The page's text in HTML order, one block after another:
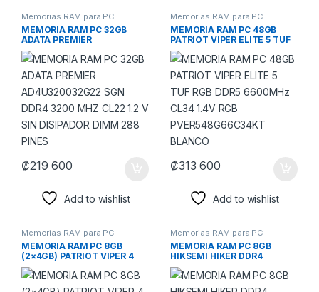
Memorias RAM para PC
MEMORIA RAM PC 32GB
ADATA PREMIER
AD4U320032G22 SGN DDR4
3200 MHZ CL22 1.2 V SIN
DISIPADOR DIMM 288 PINES
₡219 600
Add to wishlist
Memorias RAM para PC
MEMORIA RAM PC 48GB
PATRIOT VIPER ELITE 5 TUF
RGB DDR5 6600MHz CL34
1.4V RGB
PVER548G66C34KT BLANCO
₡313 600
Add to wishlist
Memorias RAM para PC
MEMORIA RAM PC 8GB
(2×4GB) PATRIOT VIPER 4
STEEL DDR4 3200MHz CL16
1.35V PVS48G320C6K V4S
GRIS
Memorias RAM para PC
MEMORIA RAM PC 8GB
HIKSEMI HIKER DDR4
3200MHZ 1.2V
HSC408U32Z1 8G NEGRO